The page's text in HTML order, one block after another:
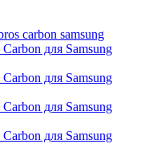
carbon samsung
для Samsung
для Samsung
для Samsung
для Samsung